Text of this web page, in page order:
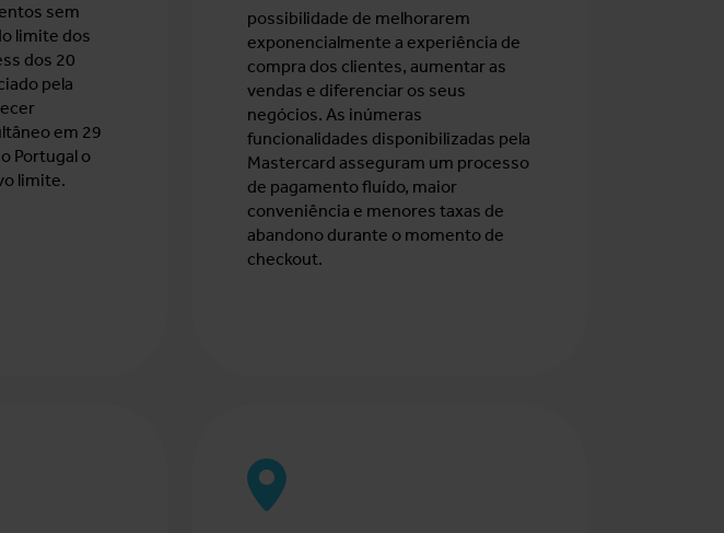
sem
limite dos
dos 20
pela
em 29
Portugal o
limite.
possibilidade de melhorarem
exponencialmente a experiência de
compra dos clientes, aumentar as
vendas e diferenciar os seus
negócios. As inúmeras
funcionalidades disponibilizadas pela
Mastercard asseguram um processo
de pagamento fluído, maior
conveniência e menores taxas de
abandono durante o momento de
checkout.